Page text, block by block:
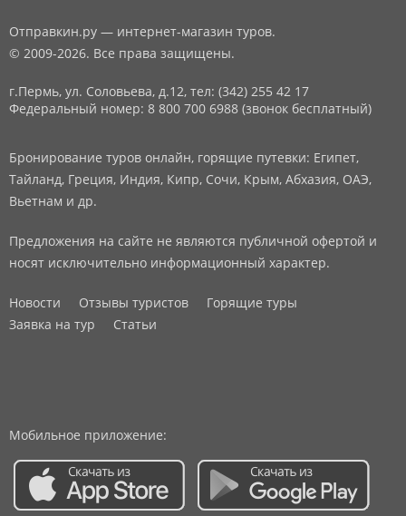
Отправкин.ру — интернет-магазин туров.
© 2009-2026. Все права защищены.
г.Пермь, ул. Соловьева, д.12, тел: (342) 255 42 17
Федеральный номер: 8 800 700 6988 (звонок бесплатный)
Бронирование туров онлайн, горящие путевки: Египет,
Тайланд, Греция, Индия, Кипр, Сочи, Крым, Абхазия, ОАЭ,
Вьетнам и др.
Предложения на сайте не являются публичной офертой и
носят исключительно информационный характер.
Новости Отзывы туристов
Горящие туры
Заявка на тур
Статьи
Мобильное приложение: